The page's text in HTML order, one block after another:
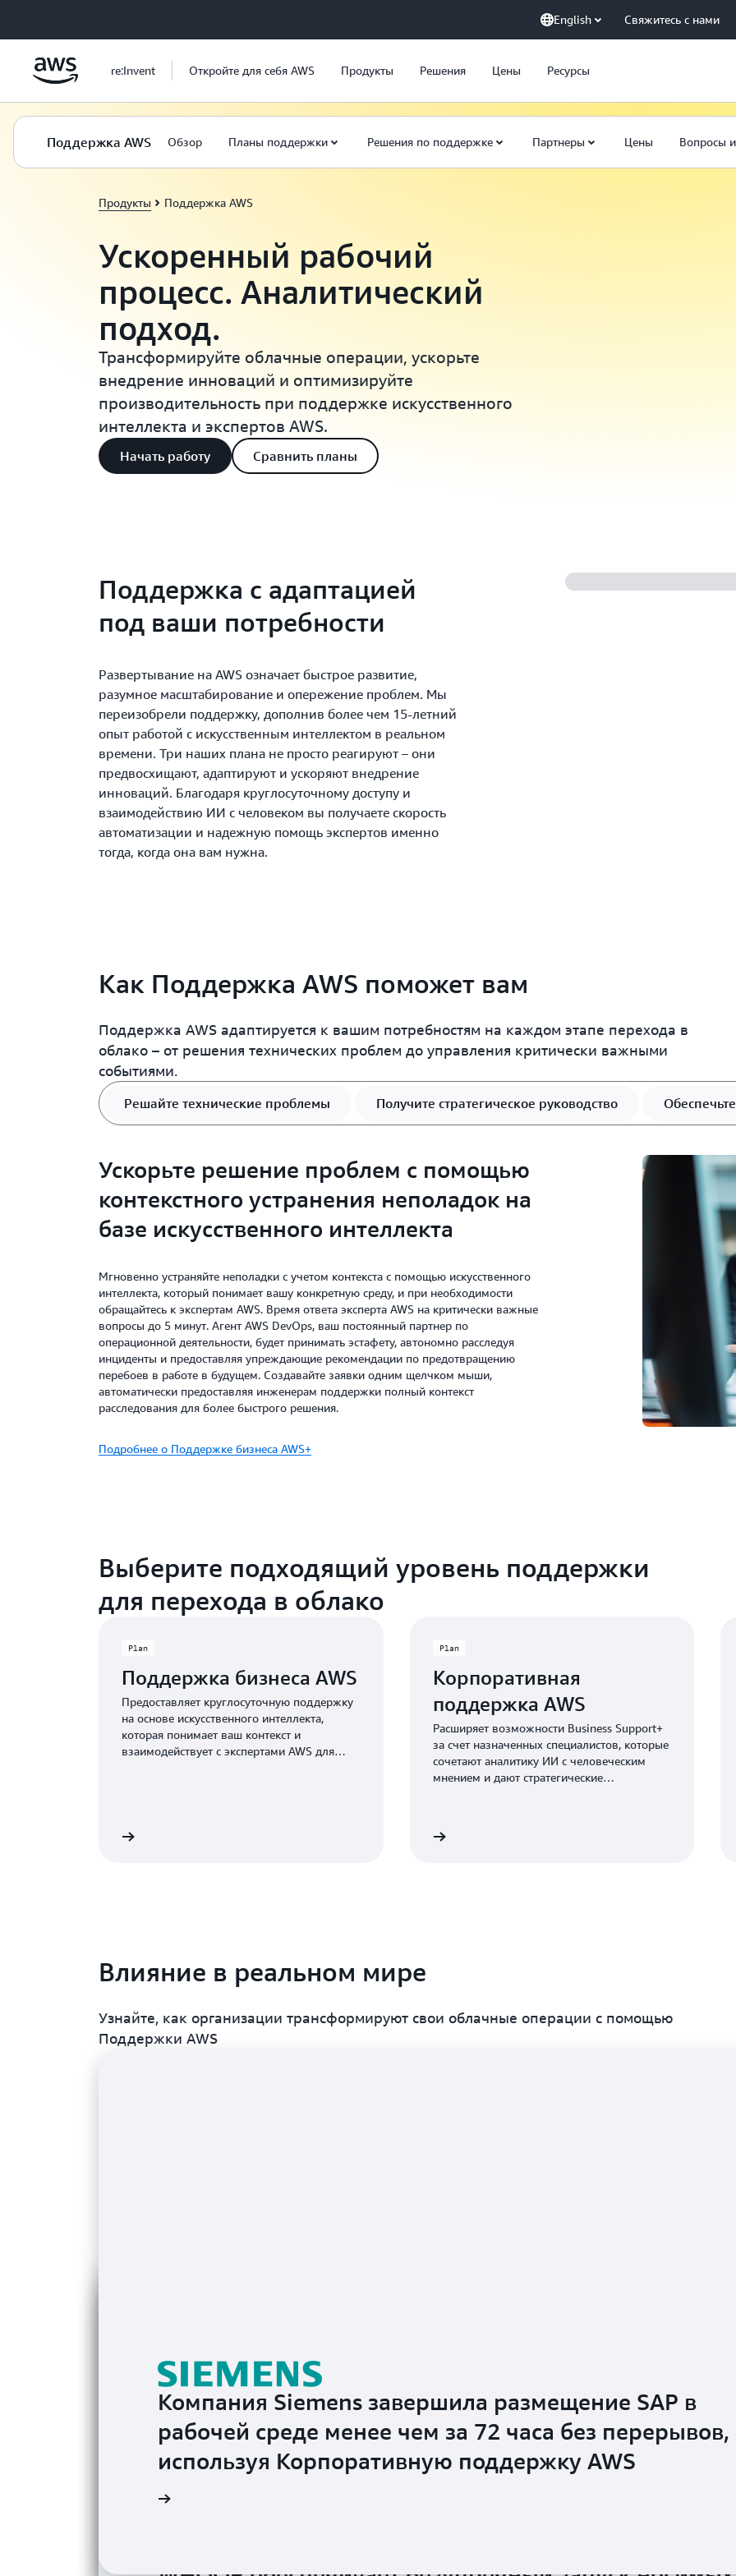
English Свяжитесь с нами
re:Invent Откройте для себя AWS Продукты Решения Цены Ресурсы
Поддержка AWS Обзор Планы поддержки Решения по поддержке Партнеры Цены Вопросы
Продукты Поддержка AWS
Ускоренный рабочий
процесс. Аналитический
подход.
Трансформируйте облачные операции, ускорьте
внедрение инноваций и оптимизируйте
производительность при поддержке искусственного
интеллекта и экспертов AWS.
Начать работу Сравнить планы
Поддержка с адаптацией
под ваши потребности
Развертывание на AWS означает быстрое развитие,
разумное масштабирование и опережение проблем. Мы
переизобрели поддержку, дополнив более чем 15-летний
опыт работой с искусственным интеллектом в реальном
времени. Три наших плана не просто реагируют – они
предвосхищают, адаптируют и ускоряют внедрение
инноваций. Благодаря круглосуточному доступу и
взаимодействию ИИ с человеком вы получаете скорость
автоматизации и надежную помощь экспертов именно
тогда, когда она вам нужна.
Как Поддержка AWS поможет вам
Поддержка AWS адаптируется к вашим потребностям на каждом этапе перехода в
облако – от решения технических проблем до управления критически важными
событиями.
Решайте технические проблемы Получите стратегическое руководство
Ускорьте решение проблем с помощью
контекстного устранения неполадок на
базе искусственного интеллекта
Мгновенно устраняйте неполадки с учетом контекста с помощью искусственного
интеллекта, который понимает вашу конкретную среду, и при необходимости
обращайтесь к экспертам AWS. Время ответа эксперта AWS на критически важные
вопросы до 5 минут. Агент AWS DevOps, ваш постоянный партнер по
операционной деятельности, будет принимать эстафету, автономно расследуя
инциденты и предоставляя упреждающие рекомендации по предотвращению
перебоев в работе в будущем. Создавайте заявки одним щелчком мыши,
автоматически предоставляя инженерам поддержки полный контекст
расследования для более быстрого решения.
Подробнее о Поддержке бизнеса AWS+
Выберите подходящий уровень поддержки
для перехода в облако
Plan
Поддержка бизнеса AWS
Предоставляет круглосуточную поддержку
на основе искусственного интеллекта,
которая понимает ваш контекст и
взаимодействует с экспертами AWS для
Plan
Корпоративная
поддержка AWS
Расширяет возможности Business Support+
за счет назначенных специалистов, которые
сочетают аналитику ИИ с человеческим
мнением и дают стратегические
Влияние в реальном мире
Узнайте, как организации трансформируют свои облачные операции с помощью
Поддержки AWS
Компания Siemens завершила размещение SAP в
рабочей среде менее чем за 72 часа без перерывов,
используя Корпоративную поддержку AWS